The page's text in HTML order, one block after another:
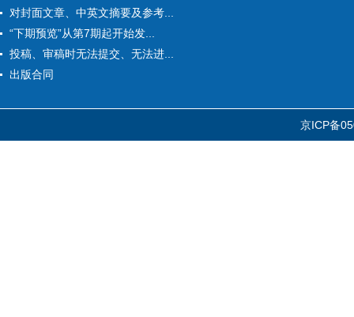
对封面文章、中英文摘要及参考...
“下期预览”从第7期起开始发...
投稿、审稿时无法提交、无法进...
出版合同
京ICP备